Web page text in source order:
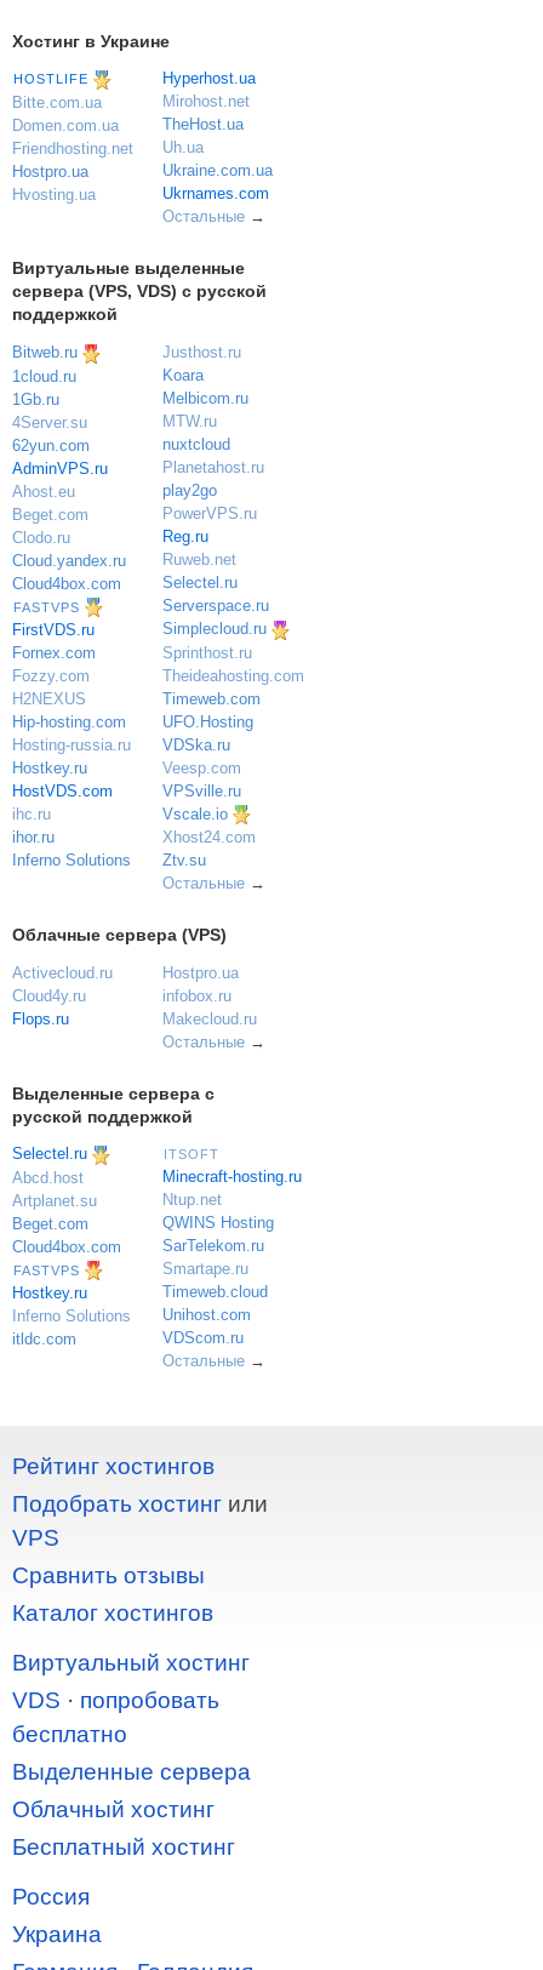
Хостинг в Украине
HOSTLIFE
Bitte.com.ua
Domen.com.ua
Friendhosting.net
Hostpro.ua
Hvosting.ua
Hyperhost.ua
Mirohost.net
TheHost.ua
Uh.ua
Ukraine.com.ua
Ukrnames.com
Остальные→
Виртуальные выделенные
сервера (VPS, VDS) с русской
поддержкой
Bitweb.ru
1cloud.ru
1Gb.ru
4Server.su
62yun.com
AdminVPS.ru
Ahost.eu
Beget.com
Clodo.ru
Cloud.yandex.ru
Cloud4box.com
FASTVPS
FirstVDS.ru
Fornex.com
Fozzy.com
H2NEXUS
Hip-hosting.com
Hosting-russia.ru
Hostkey.ru
HostVDS.com
ihc.ru
ihor.ru
Inferno Solutions
Justhost.ru
Koara
Melbicom.ru
MTW.ru
nuxtcloud
Planetahost.ru
play2go
PowerVPS.ru
Reg.ru
Ruweb.net
Selectel.ru
Serverspace.ru
Simplecloud.ru
Sprinthost.ru
Theideahosting.com
Timeweb.com
UFO.Hosting
VDSka.ru
Veesp.com
VPSville.ru
Vscale.io
Xhost24.com
Ztv.su
Остальные→
Облачные сервера (VPS)
Activecloud.ru
Cloud4y.ru
Flops.ru
Hostpro.ua
infobox.ru
Makecloud.ru
Остальные→
Выделенные сервера с
русской поддержкой
Selectel.ru
Abcd.host
Artplanet.su
Beget.com
Cloud4box.com
FASTVPS
Hostkey.ru
Inferno Solutions
itldc.com
ITSOFT
Minecraft-hosting.ru
Ntup.net
QWINS Hosting
SarTelekom.ru
Smartape.ru
Timeweb.cloud
Unihost.com
VDScom.ru
Остальные→
Рейтинг хостингов
Подобрать хостинг или
VPS
Сравнить отзывы
Каталог хостингов
Виртуальный хостинг
VDS · попробовать
бесплатно
Выделенные сервера
Облачный хостинг
Бесплатный хостинг
Россия
Украина